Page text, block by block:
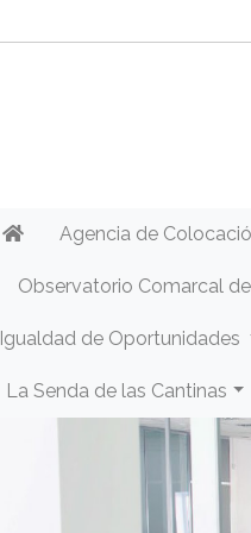
Agencia de
Observatorio Comarcal
Igualdad de Oportunidades
La Senda de las Cantinas